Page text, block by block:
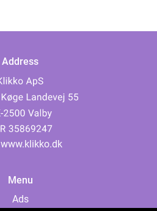
Address
www.klikko.dk
Menu
Ads